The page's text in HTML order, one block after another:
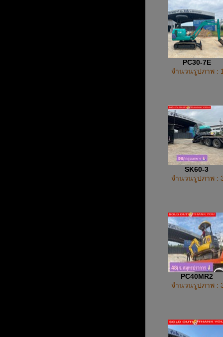
PC30-7E
จำนวนรูปภาพ :
SK60-3
จำนวนรูปภาพ :
PC40MR2
จำนวนรูปภาพ :